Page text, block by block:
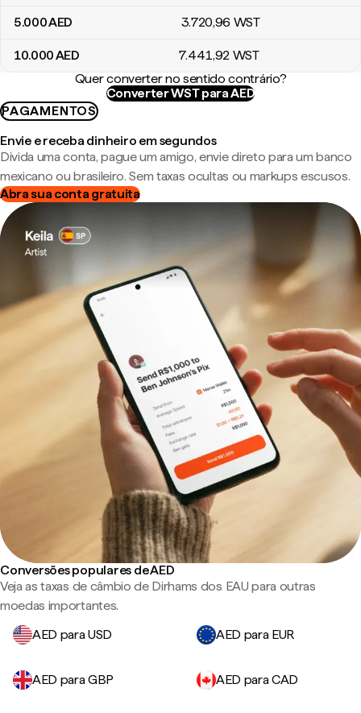
5.000AED 3.720,96 WST
10.000AED 7.441,92 WST
Quer converter no sentido contrário?
Converter WST para AED
PAGAMENTOS
Envie e receba dinheiro em segundos
Divida uma conta, pague um amigo, envie direto para um banco
mexicano ou brasileiro. Sem taxas ocultas ou markups escusos.
Abra sua conta gratuita
Conversões populares de AED
Veja as taxas de câmbio de Dirhams dos EAU para outras
moedas importantes.
AED para USD
AED para EUR
AED para GBP AED para CAD